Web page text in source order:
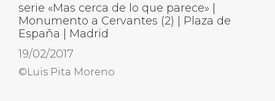
serie «Mas cerca de lo que parece» |
Monumento a Cervantes (2) | Plaza de
España | Madrid
19/02/2017
©Luis Pita Moreno